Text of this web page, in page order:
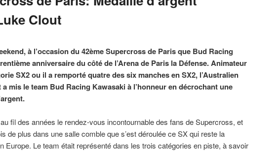
Clout
à l’occasion du 42ème Supercross de Paris que Bud Racing
anniversaire du côté de l’Arena de Paris la Défense. Animateur
SX2 ou il a remporté quatre des six manches en SX2, l’Australien
mis le team Bud Racing Kawasaki à l’honneur en décrochant une
fil des années le rendez-vous incontournable des fans de Supercross, et
de plus dans une salle comble que s’est déroulée ce SX qui reste la
Europe. Le team était représenté dans les trois catégories en piste, à savoir